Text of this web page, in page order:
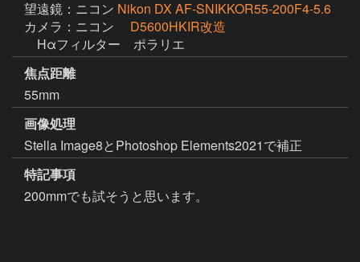
望遠鏡：ニコン Nikon DX AF-SNIKKOR55-200F4-5.6
カメラ：ニコン
D5600HKIR改造
Hαフィルター　ポラリエ
焦点距離
55mm
画像処理
Stella Image8とPhotoshop Elements2021で補正
特記事項
200mmでも試そうと思います。